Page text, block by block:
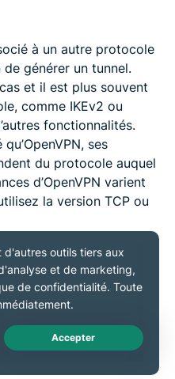
à un autre protocole
générer un tunnel.
et il est plus souvent
comme IKEv2 ou
fonctionnalités.
ses
du protocole auquel
d’OpenVPN varient
la version TCP ou
que le volet
utilisateurs désignent
« IKEv2 ».
Live Chat